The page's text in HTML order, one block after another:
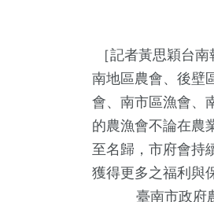
［記者黃思穎台
南地區農會、後壁
會、南市區漁會、
的農漁會不論在農
至名歸，市府會持
獲得更多之福利與
臺南市政府農業